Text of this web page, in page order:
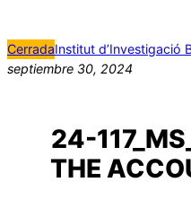
CerradaInstitut d’Investigació
septiembre 30, 2024
24-
THE